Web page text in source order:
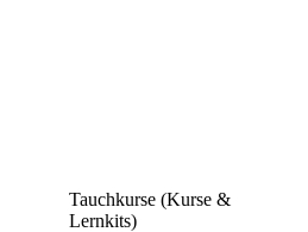
Tauchkurse (Kurse &
Lernkits)